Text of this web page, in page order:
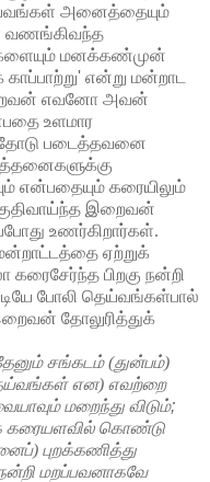
அனைத்தையும்
வணங்கிவந்த
மனக்கண்முன்
' என்று மன்றாட
எவனோ அவன்
உளமார
படைத்தவனை
என்பதையும் கரையிலும்
இறைவன்
உணர்கிறார்கள்.
ஏற்றுக்
பிறகு நன்றி
போலி தெய்வங்கள்பால்
தோலுரித்துக்
சங்கடம் (துன்பம்)
என) எவற்றை
மறைந்து விடும்;
கரையளவில் கொண்டு
புறக்கணித்து
மறப்பவனாகவே